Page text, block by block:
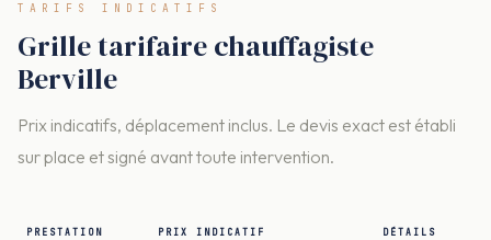
TARIFS INDICATIFS
Grille tarifaire chauffagiste
Berville
Prix indicatifs, déplacement inclus. Le devis exact est établi
sur place et signé avant toute intervention.
PRESTATION PRIX INDICATIF DÉTAILS